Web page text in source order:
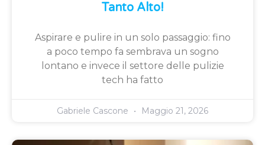
Tanto Alto!
Aspirare e pulire in un solo passaggio: fino
a poco tempo fa sembrava un sogno
lontano e invece il settore delle pulizie
tech ha fatto
Gabriele Cascone Maggio 21, 2026